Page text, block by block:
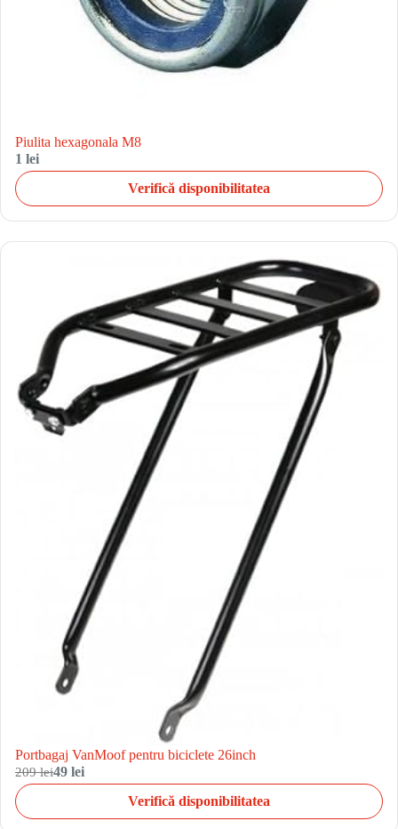
Piulita hexagonala M8
1 lei
Verifică disponibilitatea
Portbagaj VanMoof pentru biciclete 26inch
209 lei49 lei
Verifică disponibilitatea